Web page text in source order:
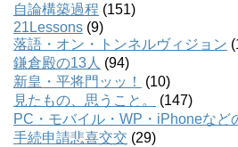
自論構築過程 (151)
21Lessons (9)
落語・オン・トンネルヴィジョン
鎌倉殿の13人 (94)
新皇・平将門ッッ！
(10)
見たもの、思うこと。
(147)
PC・モバイル・WP・iPhoneなど
手続申請悲喜交交 (29)